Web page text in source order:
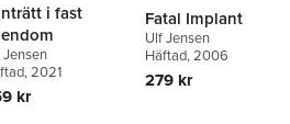
i fast
Jensen
, 2021
kr
Fatal Implant
Ulf Jensen
Häftad, 2006
279 kr